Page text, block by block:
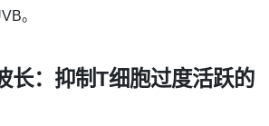
。
长：抑制T细胞过度活跃的